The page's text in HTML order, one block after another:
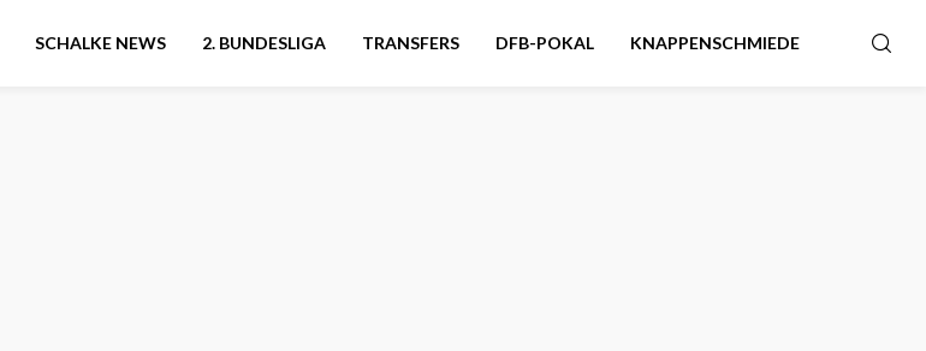
SCHALKE NEWS 2. BUNDESLIGA TRANSFERS DFB-POKAL KNAPPENSCHMIEDE